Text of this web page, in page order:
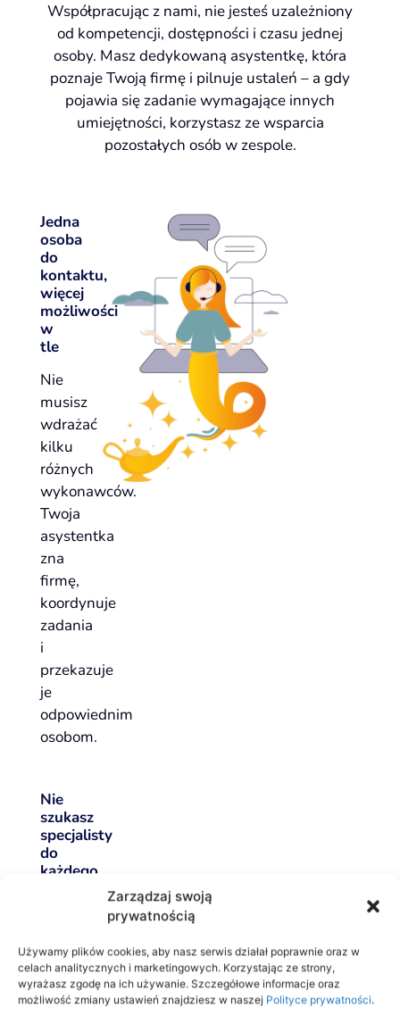
Zarządzaj swoją
prywatnością
Używamy plików cookies, aby nasz serwis działał poprawnie oraz w
celach analitycznych i marketingowych. Korzystając ze strony,
wyrażasz zgodę na ich używanie. Szczegółowe informacje oraz
możliwość zmiany ustawień znajdziesz w naszej Polityce prywatności.
Współpracując z nami, nie jesteś uzależniony
od kompetencji, dostępności i czasu jednej
osoby. Masz dedykowaną asystentkę, która
poznaje Twoją firmę i pilnuje ustaleń – a gdy
pojawia się zadanie wymagające innych
umiejętności, korzystasz ze wsparcia
pozostałych osób w zespole.
Jedna
osoba
do
kontaktu,
więcej
możliwości
w
tle
Nie
musisz
wdrażać
kilku
różnych
wykonawców.
Twoja
asystentka
zna
firmę,
koordynuje
zadania
i
przekazuje
je
odpowiednim
osobom.
Nie
szukasz
specjalisty
do
każdego
potrzebujesz
obsługi
klientów,